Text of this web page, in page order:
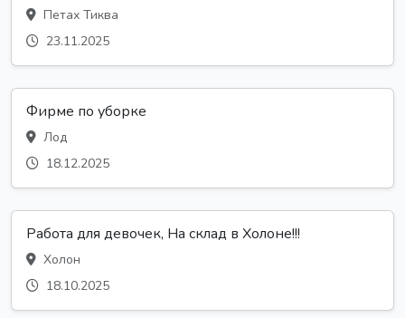
Петах Тиква
23.11.2025
Фирме по уборке
Лод
18.12.2025
Работа для девочек, На склад в Холоне!!!
Холон
18.10.2025